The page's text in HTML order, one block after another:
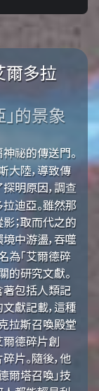
多拉
的景象
祕的傳送門。
大陸，導致傳
明原因，調查
迪亞。雖然那
；取而代之的
中游盪，吞噬
為「艾爾德碎
的研究文獻。
著包括人類記
獻記載，這種
拉斯召喚殿堂
爾德碎片創
片。隨後，他
爾塔召喚」技